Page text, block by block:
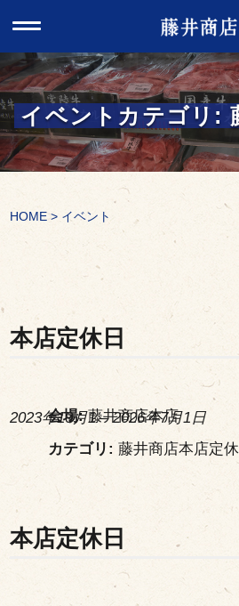
t
o
g
l
e
n
a
v
i
g
a
o
イベントカテゴリ:
HOME> イベント
本店定休日
2023年10月1–2026年7月1日
会場: 藤井商店本店
カテゴリ: 藤井商店本店定休
本店定休日